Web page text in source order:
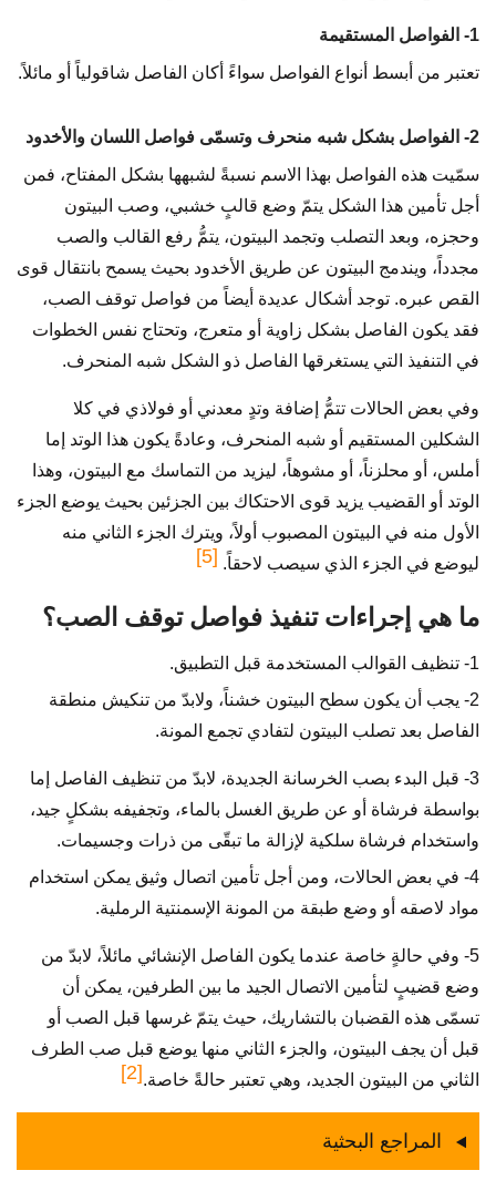
1- الفواصل المستقيمة
تعتبر من أبسط أنواع الفواصل سواءً أكان الفاصل شاقولياً أو مائلاً.
2- الفواصل بشكل شبه منحرف وتسمّى فواصل اللسان والأخدود
سمّيت هذه الفواصل بهذا الاسم نسبةً لشبهها بشكل المفتاح، فمن
أجل تأمين هذا الشكل يتمّ وضع قالبٍ خشبي، وصب البيتون
وحجزه، وبعد التصلب وتجمد البيتون، يتمُّ رفع القالب والصب
مجدداً، ويندمج البيتون عن طريق الأخدود بحيث يسمح بانتقال قوى
القص عبره. توجد أشكال عديدة أيضاً من فواصل توقف الصب،
فقد يكون الفاصل بشكل زاوية أو متعرج، وتحتاج نفس الخطوات
في التنفيذ التي يستغرقها الفاصل ذو الشكل شبه المنحرف.
وفي بعض الحالات تتمُّ إضافة وتدٍ معدني أو فولاذي في كلا
الشكلين المستقيم أو شبه المنحرف، وعادةً يكون هذا الوتد إما
أملس، أو محلزناً، أو مشوهاً، ليزيد من التماسك مع البيتون، وهذا
الوتد أو القضيب يزيد قوى الاحتكاك بين الجزئين بحيث يوضع الجزء
الأول منه في البيتون المصبوب أولاً، ويترك الجزء الثاني منه
ليوضع في الجزء الذي سيصب لاحقاً. [5]
ما هي إجراءات تنفيذ فواصل توقف الصب؟
1- تنظيف القوالب المستخدمة قبل التطبيق.
2- يجب أن يكون سطح البيتون خشناً، ولابدّ من تنكيش منطقة
الفاصل بعد تصلب البيتون لتفادي تجمع المونة.
3- قبل البدء بصب الخرسانة الجديدة، لابدّ من تنظيف الفاصل إما
بواسطة فرشاة أو عن طريق الغسل بالماء، وتجفيفه بشكلٍ جيد،
واستخدام فرشاة سلكية لإزالة ما تبقّى من ذرات وجسيمات.
4- في بعض الحالات، ومن أجل تأمين اتصال وثيق يمكن استخدام
مواد لاصقه أو وضع طبقة من المونة الإسمنتية الرملية.
5- وفي حالةٍ خاصة عندما يكون الفاصل الإنشائي مائلاً، لابدّ من
وضع قضيبٍ لتأمين الاتصال الجيد ما بين الطرفين، يمكن أن
تسمّى هذه القضبان بالتشاريك، حيث يتمّ غرسها قبل الصب أو
قبل أن يجف البيتون، والجزء الثاني منها يوضع قبل صب الطرف
الثاني من البيتون الجديد، وهي تعتبر حالةً خاصة.[2]
المراجع البحثية